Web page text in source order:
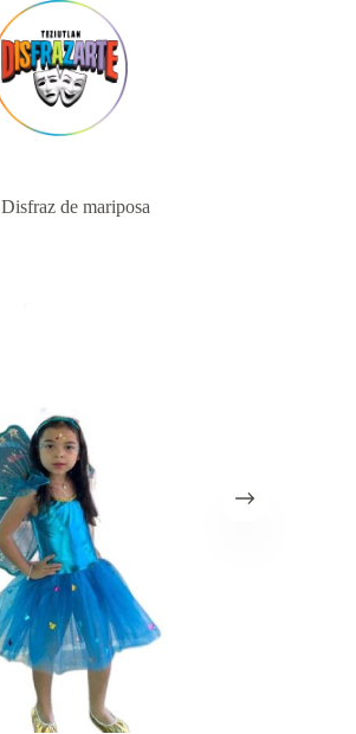
Disfraz de mariposa